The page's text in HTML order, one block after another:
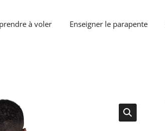
à voler Enseigner le parapente